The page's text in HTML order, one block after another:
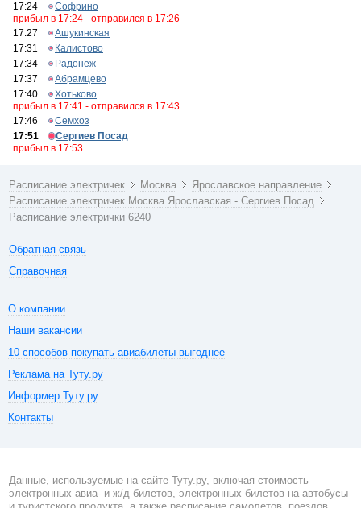
17:24
Софрино
прибыл в 17:24 - отправился в 17:26
17:27
Ашукинская
17:31
Калистово
17:34
Радонеж
17:37
Абрамцево
17:40
Хотьково
прибыл в 17:41 - отправился в 17:43
17:46
Семхоз
17:51
Сергиев Посад
прибыл в 17:53
Расписание электричек Москва
Ярославское направление
Расписание электричек Москва Ярославская - Сергиев Посад
Расписание электрички 6240
Обратная связь
Справочная
О компании
Наши вакансии
10 способов покупать авиабилеты выгоднее
Реклама на Туту.ру
Информер Туту.ру
Контакты
Данные, используемые на сайте Туту.ру, включая стоимость
электронных авиа- и ж/д билетов, электронных билетов на автобусы